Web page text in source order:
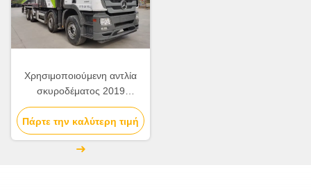
Χρησιμοποιούμενη αντλία
σκυροδέματος 2019
Zoomlion 63m αντλία
φορτηγό ZLJ5440THBBE για
πώληση
Πάρτε την καλύτερη τιμή